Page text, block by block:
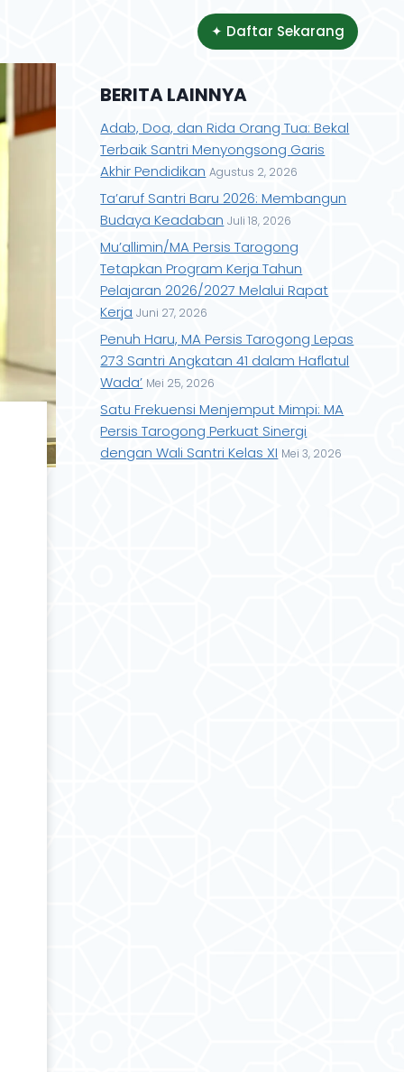
✦ Daftar Sekarang
BERITA LAINNYA
Adab, Doa, dan Rida Orang Tua: Bekal
Terbaik Santri Menyongsong Garis
Akhir Pendidikan Agustus 2, 2026
Ta’aruf Santri Baru 2026: Membangun
Budaya Keadaban Juli 18, 2026
Mu’allimin/MA Persis Tarogong
Tetapkan Program Kerja Tahun
Pelajaran 2026/2027 Melalui Rapat
Kerja Juni 27, 2026
Penuh Haru, MA Persis Tarogong Lepas
273 Santri Angkatan 41 dalam Haflatul
Wada’ Mei 25, 2026
Satu Frekuensi Menjemput Mimpi: MA
Persis Tarogong Perkuat Sinergi
dengan Wali Santri Kelas XI Mei 3, 2026